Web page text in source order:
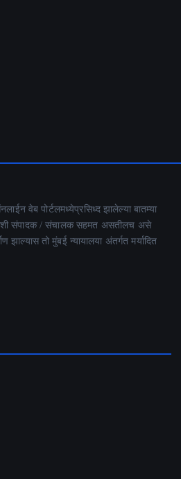
वेब पोर्टलमध्येप्रसिध्द झालेल्या बातम्या
संपादक / संचालक सहमत असतीलच असे
झाल्यास तो मुंबई न्यायालया अंतर्गत मर्यादित